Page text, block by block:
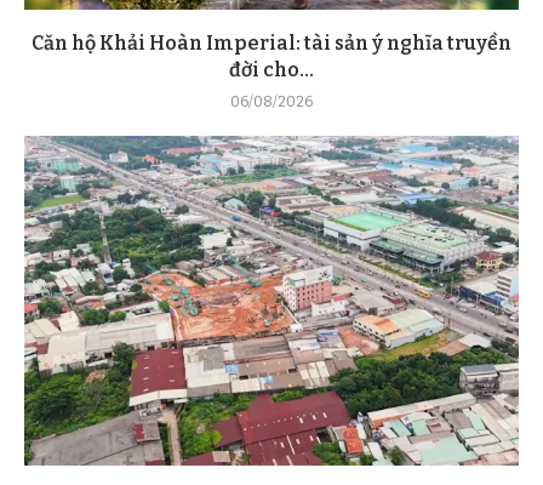
Căn hộ Khải Hoàn Imperial: tài sản ý nghĩa truyền
đời cho...
06/08/2026